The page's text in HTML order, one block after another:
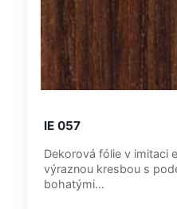
IE 057
Dekorová fólie v imitaci
výraznou kresbou s
bohatými...